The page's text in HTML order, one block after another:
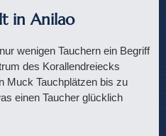
in Anilao
wenigen Tauchern ein Begriff
des Korallendreiecks
Muck Tauchplätzen bis zu
einen Taucher glücklich